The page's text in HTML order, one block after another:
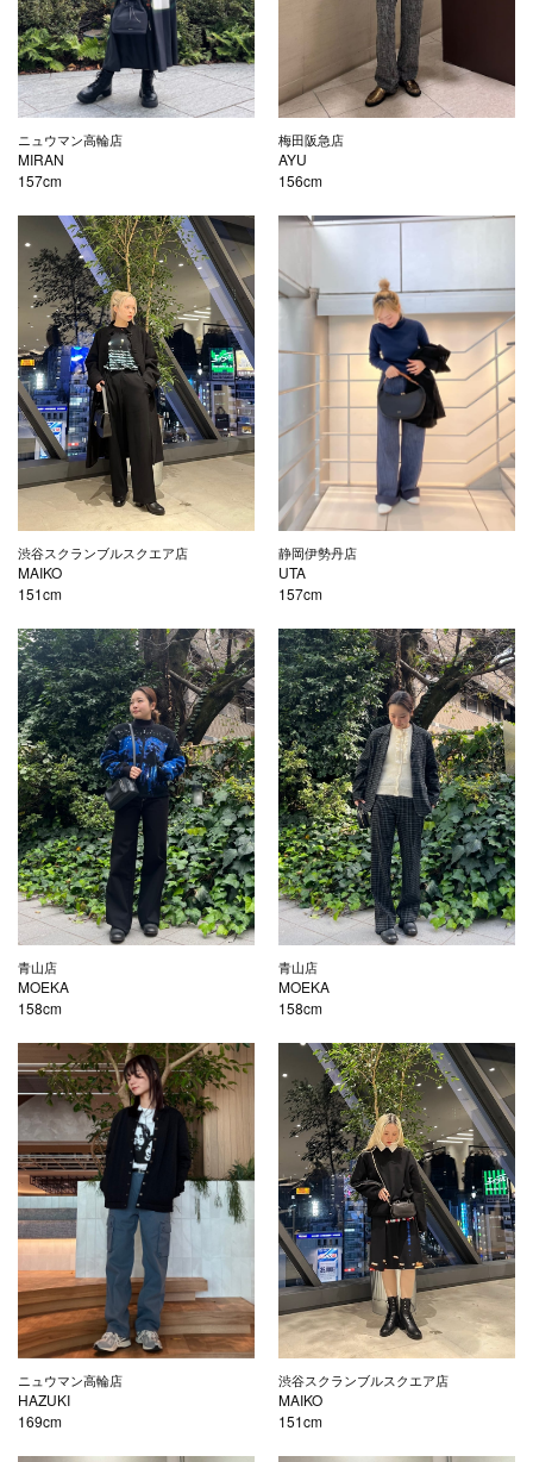
ニュウマン高輪店
MIRAN
157cm
梅田阪急店
AYU
156cm
渋谷スクランブルスクエア店
MAIKO
151cm
静岡伊勢丹店
UTA
157cm
青山店
MOEKA
158cm
青山店
MOEKA
158cm
ニュウマン高輪店
HAZUKI
169cm
渋谷スクランブルスクエア店
MAIKO
151cm